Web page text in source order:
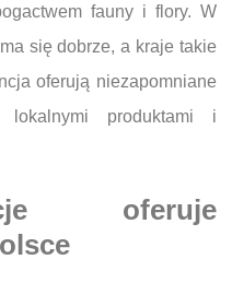
fauny i flory. W
się dobrze, a kraje takie
oferują niezapomniane
lokalnymi produktami i
oferuje